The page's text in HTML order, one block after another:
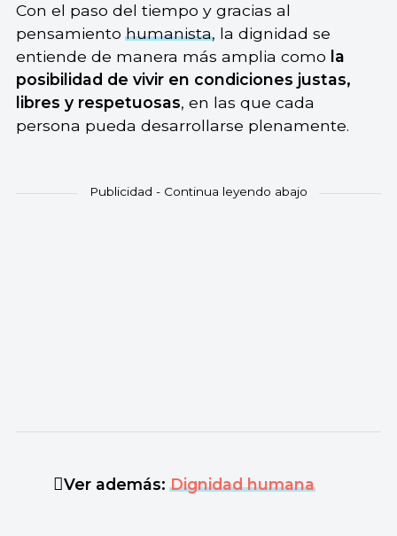
Con el paso del tiempo y gracias al
pensamientohumanista, la dignidad se
entiende de manera más amplia como la
posibilidad de vivir en condiciones justas,
libres y respetuosas, en las que cada
persona pueda desarrollarse plenamente.
Ver además:Dignidad humana